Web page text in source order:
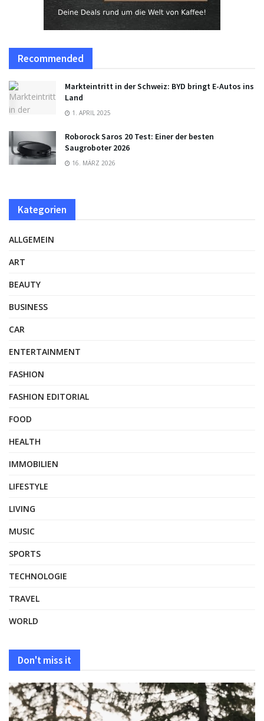
Recommended
Markteintritt in der Schweiz: BYD bringt E-Autos ins
Land
1. APRIL 2025
Roborock Saros 20 Test: Einer der besten
Saugroboter 2026
16. MÄRZ 2026
Kategorien
ALLGEMEIN
ART
BEAUTY
BUSINESS
CAR
ENTERTAINMENT
FASHION
FASHION EDITORIAL
FOOD
HEALTH
IMMOBILIEN
LIFESTYLE
LIVING
MUSIC
SPORTS
TECHNOLOGIE
TRAVEL
WORLD
Don't miss it